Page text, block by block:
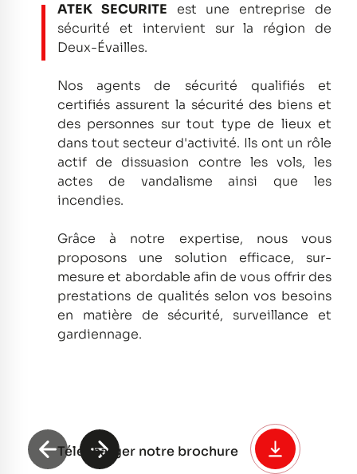
ATEK SECURITE est une entreprise de
sécurité et intervient sur la région de
Deux-Évailles.
Nos agents de sécurité qualifiés et
certifiés assurent la sécurité des biens et
des personnes sur tout type de lieux et
dans tout secteur d'activité. Ils ont un rôle
actif de dissuasion contre les vols, les
actes de vandalisme ainsi que les
incendies.
Grâce à notre expertise, nous vous
proposons une solution efficace, sur-
mesure et abordable afin de vous offrir des
prestations de qualités selon vos besoins
en matière de sécurité, surveillance et
gardiennage.
Télécharger notre brochure